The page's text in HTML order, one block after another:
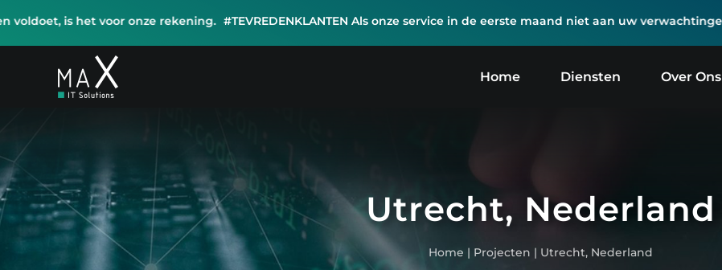
naar
inhoud
is het voor onze rekening. #TEVREDENKLANTEN Als onze service in de eerste maand niet aan uw
Home Diensten Over Ons
Utrecht, Nederland
Home | Projecten | Utrecht, Nederland